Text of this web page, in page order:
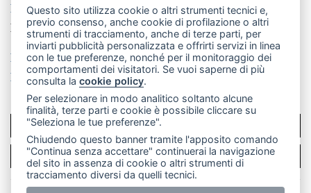
La redazione
CasateOnline LeccoOnline
RSS
Made by VIP
Privacy policy
Cookie policy
Rivedi le tue scelte sui cookie
SCRIVICI
PER LA TUA PUBBLICITÀ
Questo sito utilizza cookie o altri strumenti tecnici e,
previo consenso, anche cookie di profilazione o altri
strumenti di tracciamento, anche di terze parti, per
inviarti pubblicità personalizzata e offrirti servizi in linea
con le tue preferenze, nonché per il monitoraggio dei
comportamenti dei visitatori. Se vuoi saperne di più
consulta lacookie policy.
Per selezionare in modo analitico soltanto alcune
finalità, terze parti e cookie è possibile cliccare su
"Seleziona le tue preferenze".
Chiudendo questo banner tramite l'apposito comando
"Continua senza accettare" continuerai la navigazione
del sito in assenza di cookie o altri strumenti di
tracciamento diversi da quelli tecnici.